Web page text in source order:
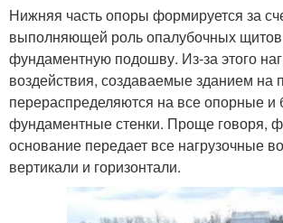
Нижняя часть опоры формируется за
выполняющей роль опалубочных
фундаментную подошву. Из-за этого
воздействия, создаваемые зданием на
перераспределяются на все опорные и
фундаментные стенки. Проще говоря,
основание передает все нагрузочные
вертикали и горизонтали.